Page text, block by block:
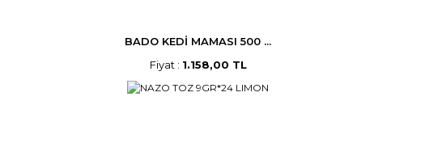
BADO KEDİ MAMASI 500 ...
Fiyat : 1.158,00 TL